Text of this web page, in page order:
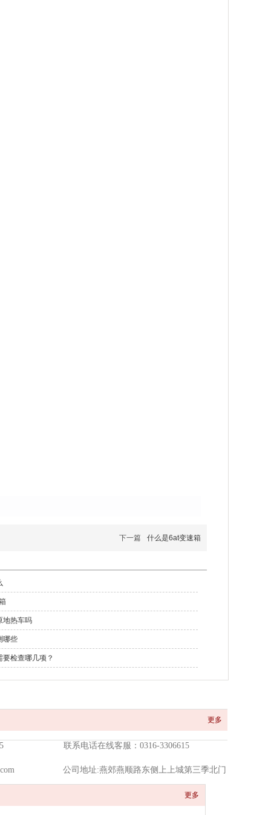
下一篇 什么是6at变速箱
地热车吗
哪些
检查哪几项？
更多
更多
联系电话在线客服：0316-3306615
公司地址:燕郊燕顺路东侧上上城第三季北门